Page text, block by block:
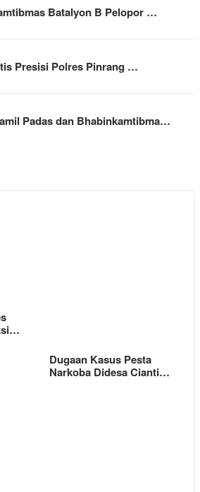
Batalyon B Pelopor …
Presisi Polres Pinrang …
Padas dan Bhabinkamtibma…
Dugaan Kasus Pesta
Narkoba Didesa Cianti…